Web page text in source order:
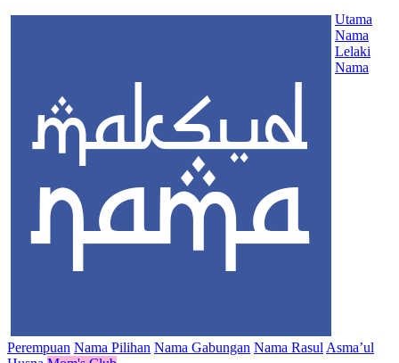
Utama
Nama
Lelaki
Nama
Perempuan Nama Pilihan Nama Gabungan Nama Rasul Asma’ul